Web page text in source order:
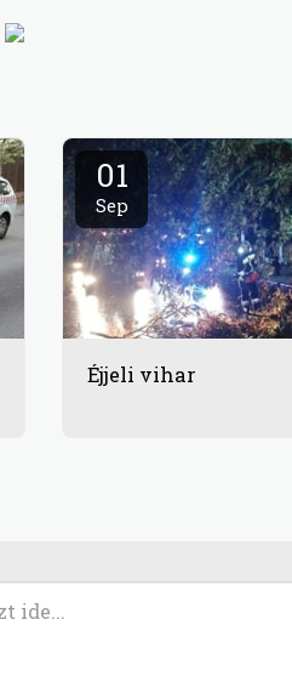
01
Sep
Éjjeli vihar